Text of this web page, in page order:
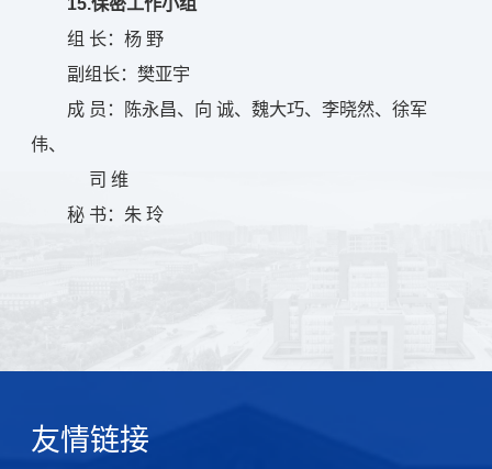
组 长：杨 野
副组长：樊亚宇
成 员：陈永昌、向 诚、魏大巧、李晓然、徐军
伟、
司 维
秘 书：朱 玲
友情链接